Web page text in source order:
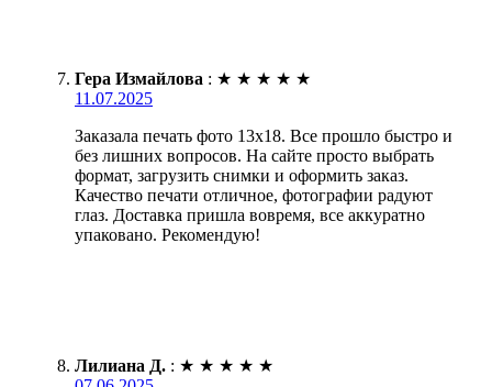
Гера Измайлова : ★ ★ ★ ★ ★
11.07.2025
Заказала печать фото 13х18. Все прошло быстро и
без лишних вопросов. На сайте просто выбрать
формат, загрузить снимки и оформить заказ.
Качество печати отличное, фотографии радуют
глаз. Доставка пришла вовремя, все аккуратно
упаковано. Рекомендую!
Лилиана Д. : ★ ★ ★ ★ ★